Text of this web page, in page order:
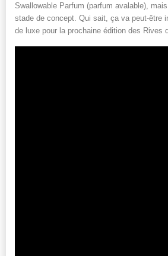
Swallowable Parfum (parfum avalable),
stade de concept. Qui sait, ça va peut-être
de luxe pour la prochaine édition des Rives